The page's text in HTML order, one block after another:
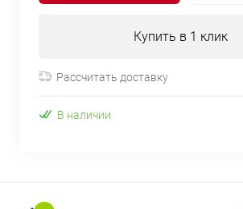
Купить в 1 клик
Рассчитать доставку
В наличии